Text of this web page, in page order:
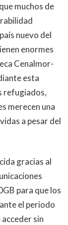
muchos de
nuevo del
enormes
Cenalmor-
esta
refugiados,
merecen una
a pesar del
gracias al
para que los
el periodo
sin